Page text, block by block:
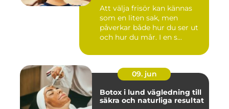
Att välja frisör kan kännas
som en liten sak, men
påverkar både hur du ser ut
och hur du mår. I en s...
09. jun
Botox i lund vägledning till
säkra och naturliga resultat